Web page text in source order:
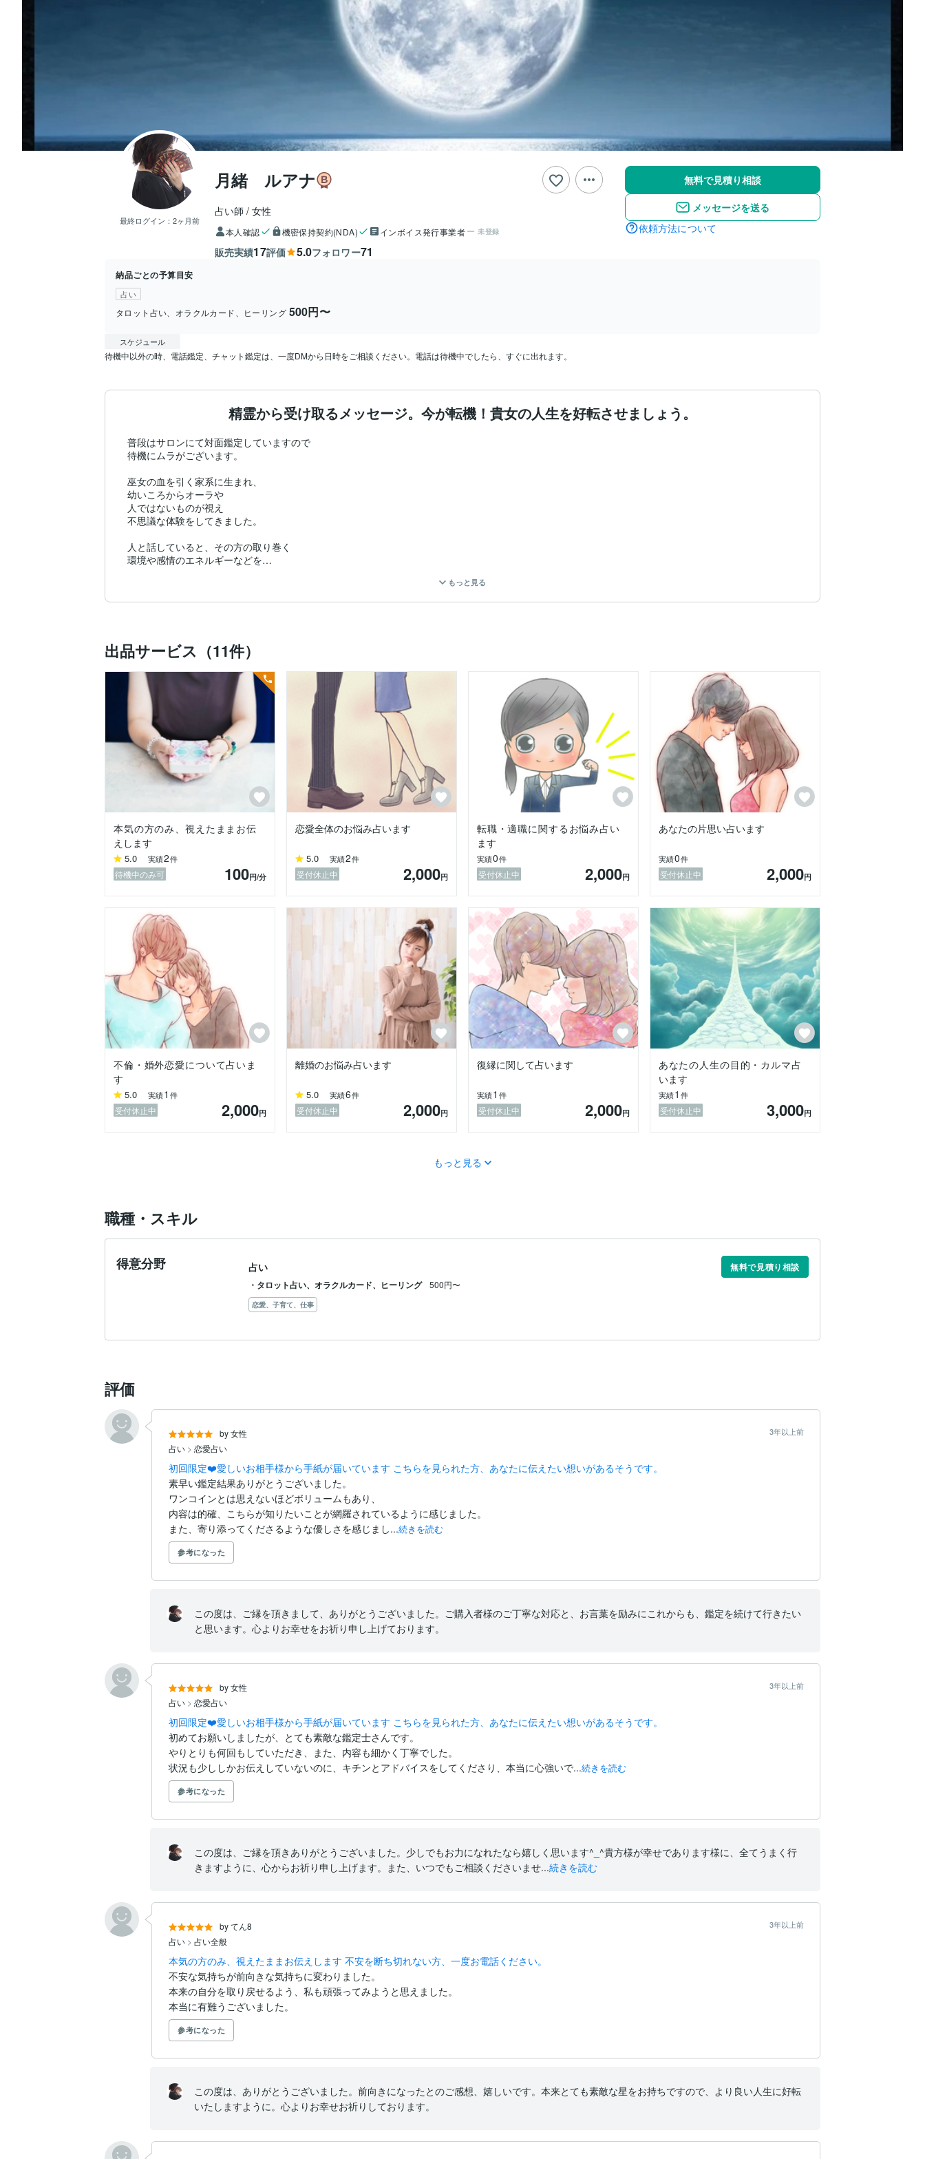
最終ログイン： 2ヶ月前
月緒 ルアナ
占い師 女性
本人確認 機密保持契約(NDA) インボイス発行事業者 未登録
販売実績17評価 5.0フォロワー71
無料で見積り相談
メッセージを送る
依頼方法について
納品ごとの予算目安
占い
タロット占い、オラクルカード、ヒーリング 500円〜
スケジュール
待機中以外の時、電話鑑定、チャット鑑定は、一度DMから日時をご相談ください。電話は待機中でしたら、すぐに出れます。
精霊から受け取るメッセージ。今が転機！貴女の人生を好転させましょう。
普段はサロンにて対面鑑定していますので
待機にムラがございます。
巫女の血を引く家系に生まれ、
幼いころからオーラや
人ではないものが視え
不思議な体験をしてきました。
人と話していると、その方の取り巻く
環境や感情のエネルギーなどを
それを可視化するために
複数のオラクルカードを使った霊視です。
カードは、あなた様に味方している精霊により
変えています。
視えたままお伝えしますので、思った結果にならない
場合がございます。
その場合でも、より良くなるアドバイスはさせて
頂きますので、ご安心ください。
相談内容は、恋愛、子育て、発達障害、仕事、離婚、不倫、その他どんな悩み事でも、お伺いしますので、お気軽にお話くださいませ。
【注意】
・視える事をそのままお伝えしますので、望ましい結果にならない
事もあります。
・生死にに関わること
・賭け事・相場
・同業者の方
・子宝
・受験・試験の合否等
☆メール鑑定の場合、ご購入いただきましたら、
まず、トークルームより連絡させて頂きます。
☆占える内容は１つのご相談に限ります。相談が複数になり、カードをきりなおす場合は、おひねりをお願いします。
☆電話の場合は、ひとつずつ順番にお伺いします。
占いに必要な項目
*お答えされたくない場合、わからない場合はカードとエネルギーで視させていただきますので、大丈夫です。
・お名前（ニックネーム可）
・占う方の生年月日（西暦でお願いします）
・出生時刻（わからない場合は正午で占います）
・お相手がいる場合はその方の生年月日
もっと見る
出品サービス（11件）
本気の方のみ、視えたままお伝
えします
5.0 実績2件
待機中のみ可 100円/分
恋愛全体のお悩み占います
5.0 実績2件
受付休止中 2,000円
転職・適職に関するお悩み占い
ます
実績0件
受付休止中 2,000円
あなたの片思い占います
実績0件
受付休止中 2,000円
不倫・婚外恋愛について占いま
す
5.0 実績1 件
受付休止中 2,000円
離婚のお悩み占います
5.0 実績6件
受付休止中 2,000円
復縁に関して占います
実績1 件
受付休止中 2,000円
あなたの人生の目的・カルマ占
います
実績1 件
受付休止中 3,000円
もっと見る
職種・スキル
得意分野 占い
無料で見積り相談
・タロット占い、オラクルカード、ヒーリング
500円〜
恋愛、子育て、仕事
評価
by 女性 3年以上前
占い > 恋愛占い
初回限定❤️愛しいお相手様から手紙が届いています こちらを見られた方、あなたに伝えたい想いがあるそうです。
素早い鑑定結果ありがとうございました。
ワンコインとは思えないほどボリュームもあり、
内容は的確、こちらが知りたいことが網羅されているように感じました。
また、寄り添ってくださるような優しさを感じまし...続きを読む
参考になった
この度は、ご縁を頂きまして、ありがとうございました。ご購入者様のご丁寧な対応と、お言葉を励みにこれからも、鑑定を続けて行きたい
と思います。心よりお幸せをお祈り申し上げております。
by 女性 3年以上前
占い > 恋愛占い
初回限定❤️愛しいお相手様から手紙が届いています こちらを見られた方、あなたに伝えたい想いがあるそうです。
初めてお願いしましたが、とても素敵な鑑定士さんです。
やりとりも何回もしていただき、また、内容も細かく丁寧でした。
状況も少ししかお伝えしていないのに、キチンとアドバイスをしてくださり、本当に心強いで...続きを読む
参考になった
この度は、ご縁を頂きありがとうございました。少しでもお力になれたなら嬉しく思います^_^貴方様が幸せであります様に、全てうまく行
きますように、心からお祈り申し上げます。また、いつでもご相談くださいませ...続きを読む
by てん8 3年以上前
占い > 占い全般
本気の方のみ、視えたままお伝えします 不安を断ち切れない方、一度お電話ください。
不安な気持ちが前向きな気持ちに変わりました。
本来の自分を取り戻せるよう、私も頑張ってみようと思えました。
本当に有難うございました。
参考になった
この度は、ありがとうございました。前向きになったとのご感想、嬉しいです。本来とても素敵な星をお持ちですので、より良い人生に好転
いたしますように。心よりお幸せお祈りしております。